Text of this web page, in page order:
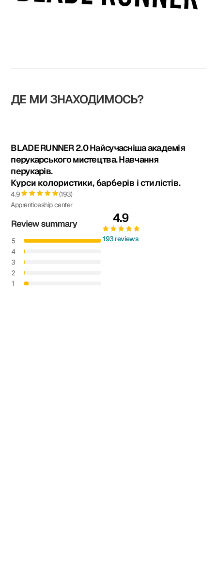
ДЕ МИ ЗНАХОДИМОСЬ?
BLADE RUNNER 2.0 Найсучасніша академія
перукарського мистецтва. Навчання
перукарів.
Курси колористики, барберів і стилістів.
4.9
(193)
Apprenticeship center
4.9
193 reviews